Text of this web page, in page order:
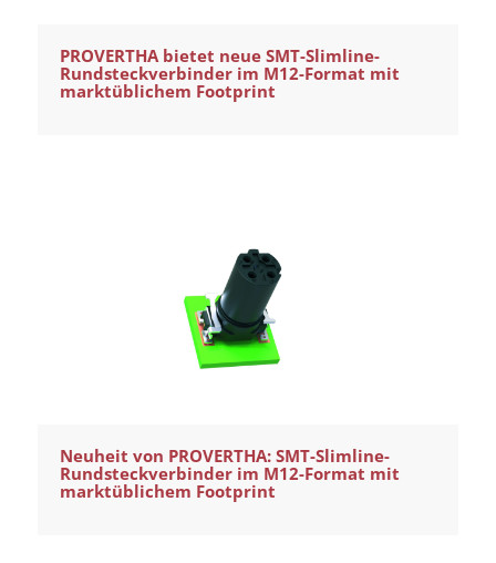
PROVERTHA bietet neue SMT-Slimline-
Rundsteckverbinder im M12-Format mit
marktüblichem Footprint
Neuheit von PROVERTHA: SMT-Slimline-
Rundsteckverbinder im M12-Format mit
marktüblichem Footprint